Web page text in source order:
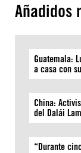
Añadidos
Guatemala:
a casa con
China:
del Dalái
“Durante